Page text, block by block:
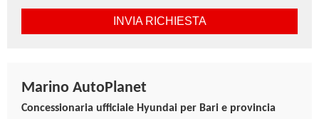
Sistema di assistenza alla partenza in salita (H.A.C.)
(L.F.A.)
Sistema di monitoraggio pressione pneumatici
Marino AutoPlanet
Concessionaria ufficiale Hyundai per Bari e provincia